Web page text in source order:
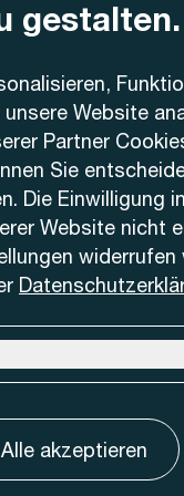
gestalten.
Website
Partner
Sie
Die Einwilligung
Website nicht
widerrufen
Alle akzeptieren
und Umgebung AG